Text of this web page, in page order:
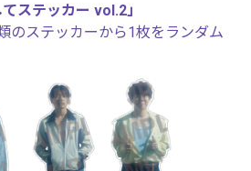
ステッカー vol.2」
のステッカーから1枚をランダム